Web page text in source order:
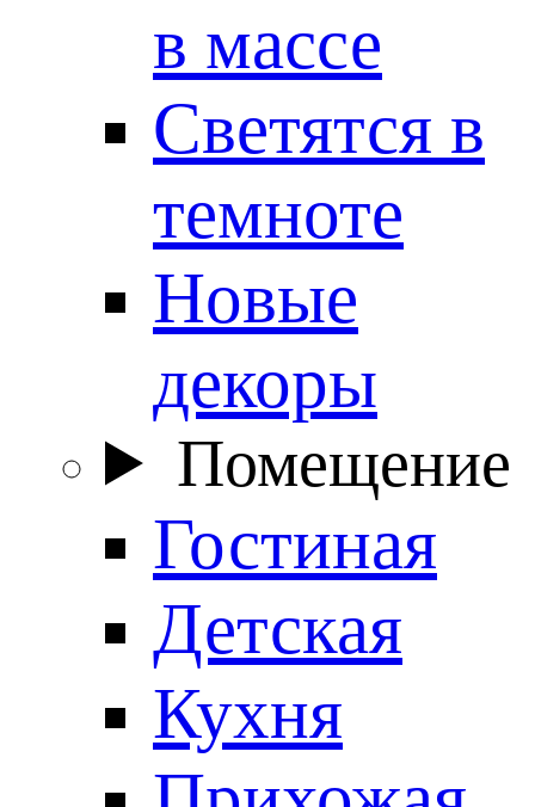
в массе
Светятся в
темноте
Новые
декоры
Помещение
Гостиная
Детская
Кухня